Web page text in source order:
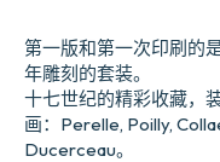
第一版和第一次印刷的
年雕刻的套装。
十七世纪的精彩收藏，
画：Perelle, Poilly,
Ducerceau。